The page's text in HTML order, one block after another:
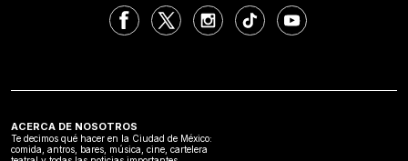
ACERCA DE NOSOTROS
Te decimos qué hacer en la Ciudad de México:
comida, antros, bares, música, cine, cartelera